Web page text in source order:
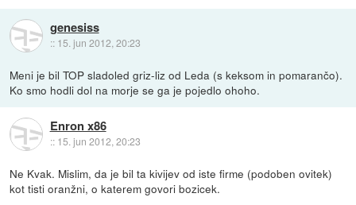
genesiss
:: 15. jun 2012, 20:23
Meni je bil TOP sladoled griz-liz od Leda (s keksom in pomarančo).
Ko smo hodli dol na morje se ga je pojedlo ohoho.
Enron x86
:: 15. jun 2012, 20:23
Ne Kvak. Mislim, da je bil ta kivijev od iste firme (podoben ovitek)
kot tisti oranžni, o katerem govori bozicek.